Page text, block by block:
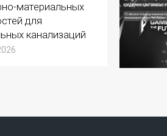
материальных
для
канализаций